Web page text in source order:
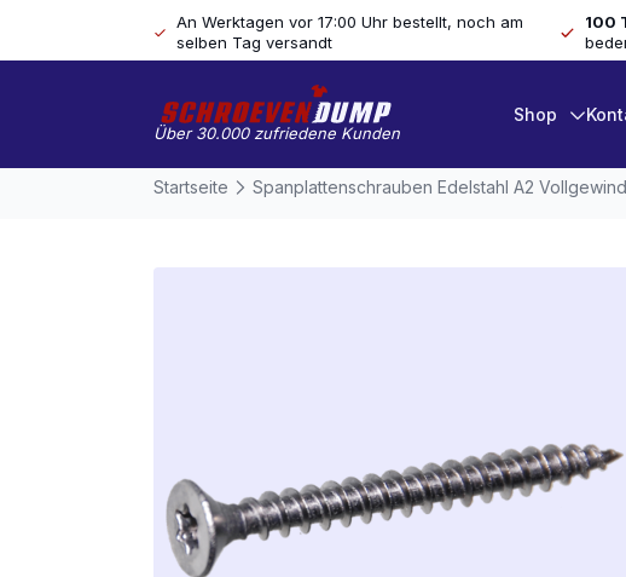
An Werktagen vor 17:00 Uhr bestellt, noch am
selben Tag versandt
100
Über 30.000 zufriedene Kunden
Shop
Startseite Spanplattenschrauben Edelstahl A2